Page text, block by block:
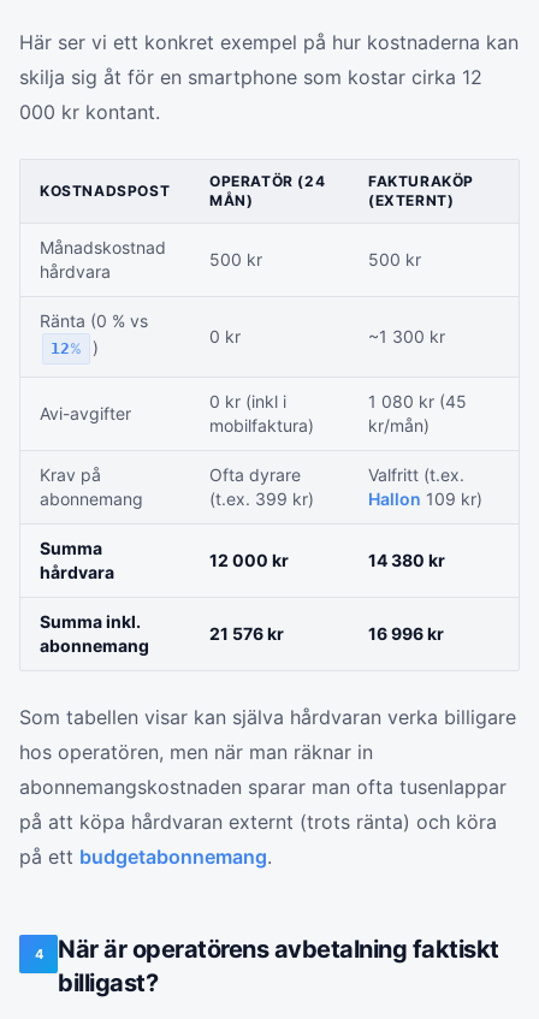
Här ser vi ett konkret exempel på hur kostnaderna kan
skilja sig åt för en smartphone som kostar cirka 12
000 kr kontant.
KOSTNADSPOST
OPERATÖR (24
MÅN)
FAKTURAKÖP
(EXTERNT)
Månadskostnad
hårdvara
500 kr 500 kr
Ränta (0 % vs
12% )
0 kr ~1 300 kr
Avi-avgifter
0 kr (inkl i
mobilfaktura)
1 080 kr (45
kr/mån)
Krav på
abonnemang
Ofta dyrare
(t.ex. 399 kr)
Valfritt (t.ex.
Hallon 109 kr)
Summa
hårdvara
12 000 kr 14 380 kr
Summa inkl.
abonnemang
21 576 kr 16 996 kr
Som tabellen visar kan själva hårdvaran verka billigare
hos operatören, men när man räknar in
abonnemangskostnaden sparar man ofta tusenlappar
på att köpa hårdvaran externt (trots ränta) och köra
på ett budgetabonnemang.
4
När är operatörens avbetalning faktiskt
billigast?